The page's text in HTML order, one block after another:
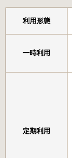
利用形態
一時利用
定期利用